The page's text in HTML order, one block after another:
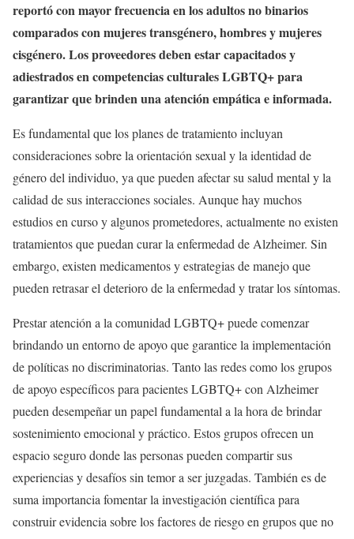
reportó con mayor frecuencia en los adultos no binarios
comparados con mujeres transgénero, hombres y mujeres
cisgénero. Los proveedores deben estar capacitados y
adiestrados en competencias culturales LGBTQ+ para
garantizar que brinden una atención empática e informada.
Es fundamental que los planes de tratamiento incluyan
consideraciones sobre la orientación sexual y la identidad de
género del individuo, ya que pueden afectar su salud mental y la
calidad de sus interacciones sociales. Aunque hay muchos
estudios en curso y algunos prometedores, actualmente no existen
tratamientos que puedan curar la enfermedad de Alzheimer. Sin
embargo, existen medicamentos y estrategias de manejo que
pueden retrasar el deterioro de la enfermedad y tratar los síntomas.
Prestar atención a la comunidad LGBTQ+ puede comenzar
brindando un entorno de apoyo que garantice la implementación
de políticas no discriminatorias. Tanto las redes como los grupos
de apoyo específicos para pacientes LGBTQ+ con Alzheimer
pueden desempeñar un papel fundamental a la hora de brindar
sostenimiento emocional y práctico. Estos grupos ofrecen un
espacio seguro donde las personas pueden compartir sus
experiencias y desafíos sin temor a ser juzgadas. También es de
suma importancia fomentar la investigación científica para
construir evidencia sobre los factores de riesgo en grupos que no